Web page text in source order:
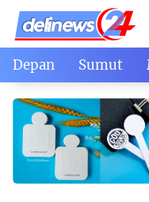
Skip
content
Depan Sumut